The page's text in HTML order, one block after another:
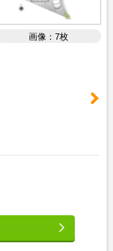
画像：7枚